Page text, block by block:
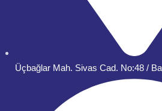
Üçbağlar Mah. Sivas Cad. No:48 /